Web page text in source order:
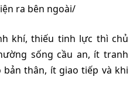
ra bên ngoài/
khí, thiếu tinh lực thì chủ
sống cầu an, ít tranh
thân, ít giao tiếp và khi